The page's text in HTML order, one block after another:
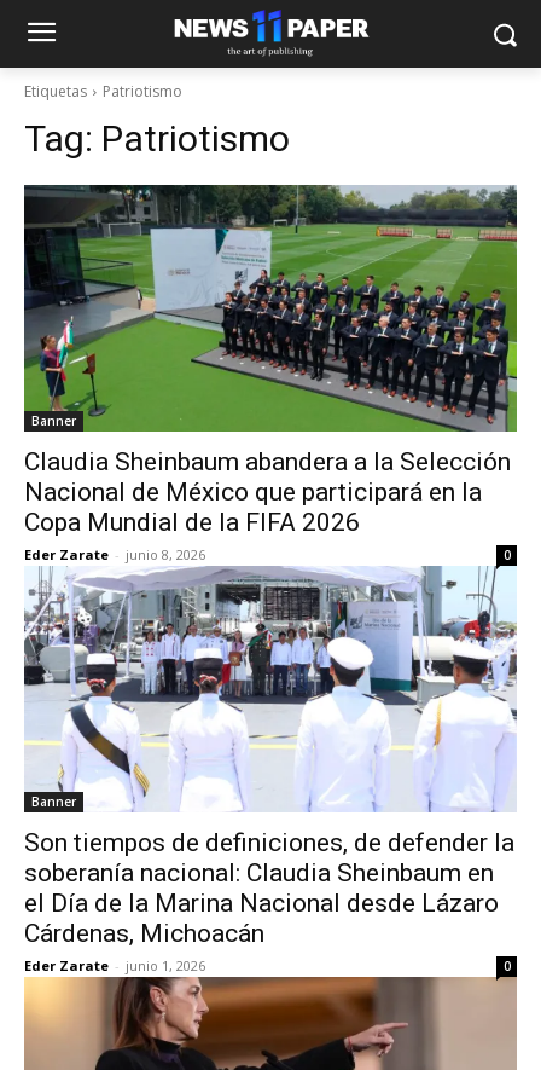
Etiquetas Patriotismo
Tag: Patriotismo
Banner
Claudia Sheinbaum abandera a la Selección
Nacional de México que participará en la
Copa Mundial de la FIFA 2026
Eder Zarate - junio 8, 2026 0
Banner
Son tiempos de definiciones, de defender la
soberanía nacional: Claudia Sheinbaum en
el Día de la Marina Nacional desde Lázaro
Cárdenas, Michoacán
Eder Zarate - junio 1, 2026 0